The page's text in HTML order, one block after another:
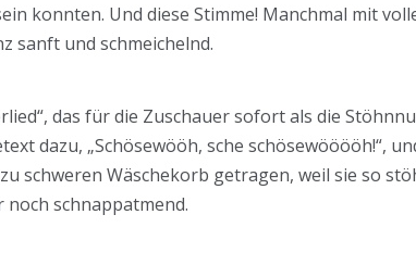
konnten. Und diese Stimme! Manchmal mit
sanft und schmeichelnd.
das für die Zuschauer sofort als die
dazu, „Schösewööh, sche schösewööööh!“,
schweren Wäschekorb getragen, weil sie so
noch schnappatmend.